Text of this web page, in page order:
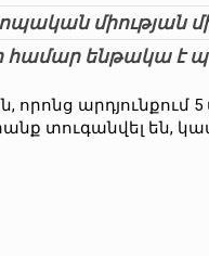
միության
ենթակա է
որոնց
տուգանվել են,